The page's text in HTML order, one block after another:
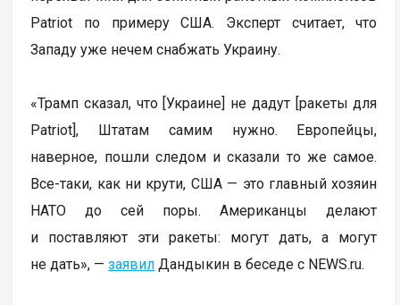
Patriot по примеру США. Эксперт считает, что
Западу уже нечем снабжать Украину.
«Трамп сказал, что [Украине] не дадут [ракеты для
Patriot], Штатам самим нужно. Европейцы,
наверное, пошли следом и сказали то же самое.
Все-таки, как ни крути, США — это главный хозяин
НАТО до сей поры. Американцы делают
и поставляют эти ракеты: могут дать, а могут
не дать», —заявил Дандыкин в беседе с NEWS.ru.